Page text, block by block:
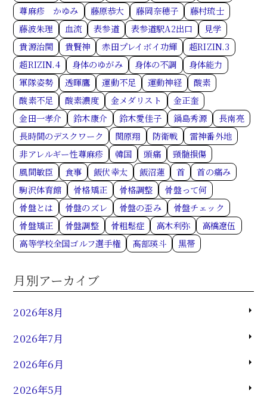
蕁麻疹 かゆみ
藤原恭大 藤岡奈穂子
藤村琉士
藤波朱理
血流 表参道 表参道駅A2出口
見学
貴源治関
貴賢神 赤田プレイボイ功輝
超RIZIN.3
超RIZIN.4
身体のゆがみ 身体の不調
身体能力
軍隊姿勢
透暉鷹 運動不足 運動神経
酸素
酸素不足
酸素濃度 金メダリスト
金正奎
金田一孝介
鈴木康介 鈴木愛佳子 鍋島秀源
長南亮
長時間のデスクワーク
関原翔 防衛戦
雷神番外地
非アレルギー性蕁麻疹
韓国 頭痛
頸髄損傷
風間敏臣
食事 飯伏幸太 飯沼蓮 首
首の痛み
駒沢体育館
骨格矯正 骨格調整
骨盤って何
骨盤とは
骨盤のズレ 骨盤の歪み
骨盤チェック
骨盤矯正
骨盤調整 骨粗鬆症 高木利弥
高橋遼伍
高等学校全国ゴルフ選手権
髙部瑛斗 黒帯
月別アーカイブ
2026年8月
2026年7月
2026年6月
2026年5月